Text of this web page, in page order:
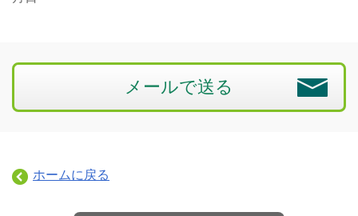
メールで送る
ホームに戻る